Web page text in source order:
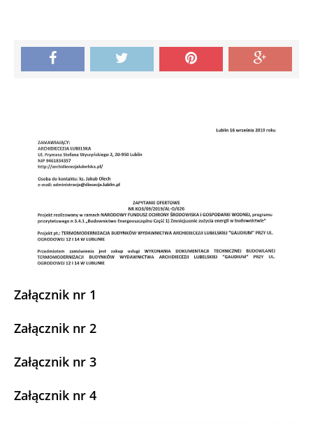
Załącznik nr 1
Załącznik nr 2
Załącznik nr 3
Załącznik nr 4